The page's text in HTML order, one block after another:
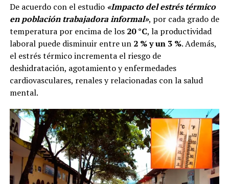
De acuerdo con el estudio «Impacto del estrés térmico
en población trabajadora informal», por cada grado de
temperatura por encima de los 20 °C, la productividad
laboral puede disminuir entre un 2 % y un 3 %. Además,
el estrés térmico incrementa el riesgo de
deshidratación, agotamiento y enfermedades
cardiovasculares, renales y relacionadas con la salud
mental.